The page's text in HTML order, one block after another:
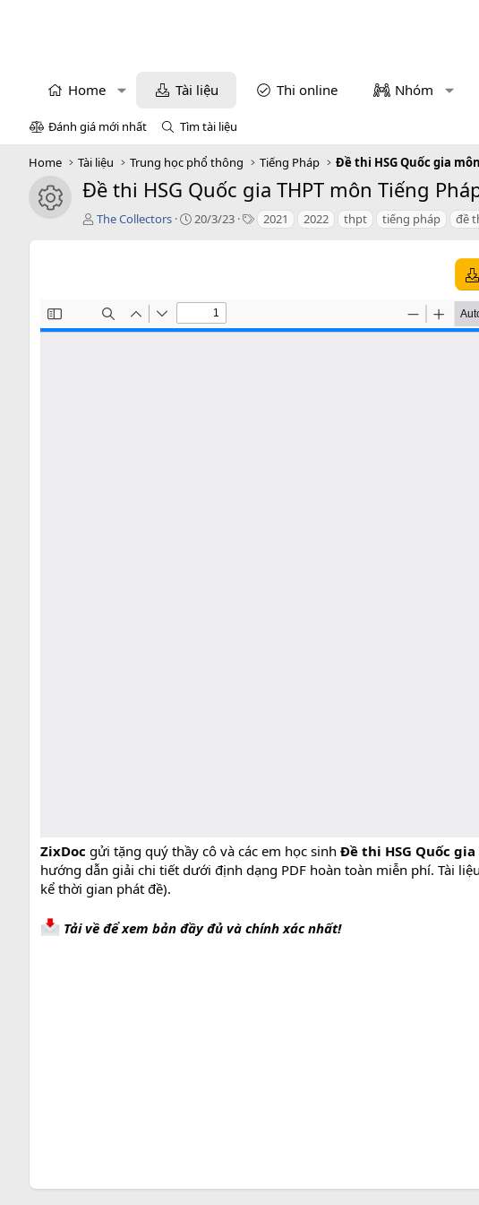
Home Tài liệu Thi online Nhóm
Đánh giá mới nhất Tìm tài liệu
Home Tài liệu Trung học phổ thông Tiếng Pháp Đề thi HSG Quốc gia
icon tài liệu
Đề thi HSG Quốc gia THPT môn Tiếng
T
The Collectors
C
n
20/3/23
T 2021 2022 thpt tiếng pháp đề
ZixDoc gửi tặng quý thầy cô và các em học sinh Đề thi HSG Quốc gia
hướng dẫn giải chi tiết dưới định dạng PDF hoàn toàn miễn phí. Tài
kể thời gian phát đề).
Tải về để xem bản đầy đủ và chính xác nhất!